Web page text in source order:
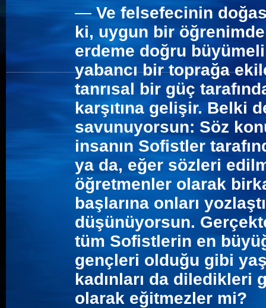
— Ve felsefecinin
ki, uygun bir
erdeme doğru
yabancı bir toprağa
tanrısal bir güç
karşıtına gelişir. Belki
savunuyorsun: Söz
insanın Sofistler
ya da, eğer sözleri
öğretmenler olarak
başlarına onları
düşünüyorsun.
tüm Sofistlerin en
gençleri olduğu gibi
kadınları da diledikleri
olarak eğitmezler mi?